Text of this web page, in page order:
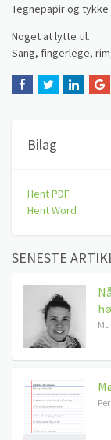
Tegnepapir og
Noget at lytte til.
Sang, fingerlege,
Bilag
Hent PDF
Hent Word
SENESTE